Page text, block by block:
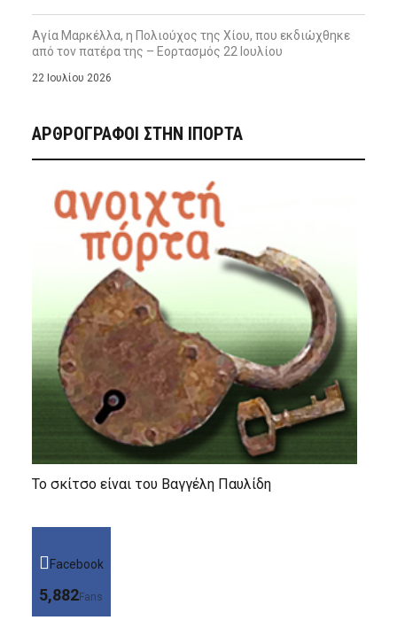
Αγία Μαρκέλλα, η Πολιούχος της Χίου, που εκδιώχθηκε
από τον πατέρα της – Εορτασμός 22 Ιουλίου
22 Ιουλίου 2026
ΑΡΘΡΟΓΡΑΦΟΙ ΣΤΗΝ IΠΟΡΤΑ
Το σκίτσο είναι του Βαγγέλη Παυλίδη
Facebook
5,882Fans